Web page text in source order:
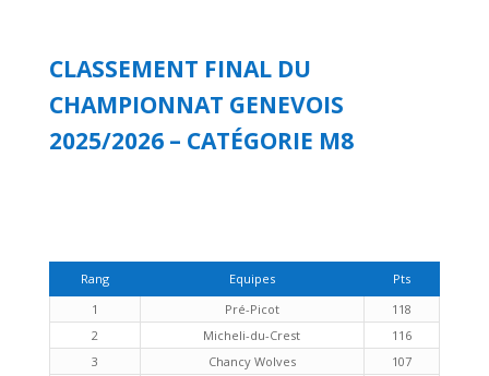
CLASSEMENT FINAL DU
CHAMPIONNAT GENEVOIS
2025/2026 – CATÉGORIE M8
Rang Equipes
Pts
1
Pré-Picot
118
2
Micheli-du-Crest
116
3
Chancy Wolves
107